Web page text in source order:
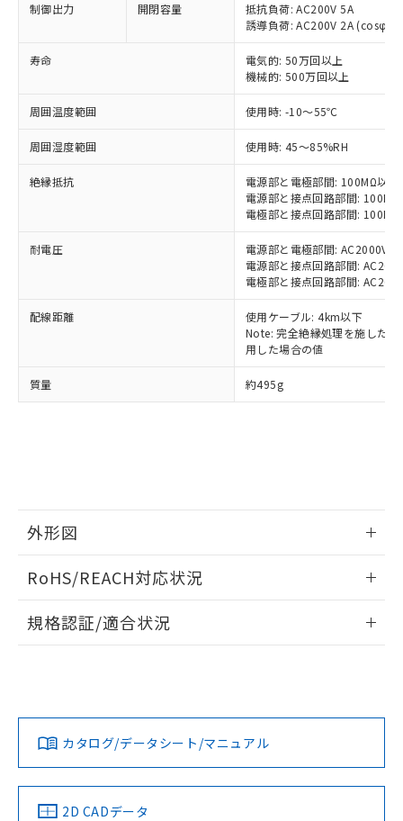
制御出力 開閉容量
抵抗負荷: AC200V 5A
誘導負荷: AC200V 2A
寿命
電気的: 50万回以上
機械的: 500万回以上
周囲温度範囲 使用時: -10～55℃
周囲湿度範囲 使用時: 45～85%RH
絶縁抵抗
電源部と電極部間: 100MΩ以
電源部と接点回路部間:
電極部と接点回路部間:
耐電圧
電源部と電極部間: AC2000V
電源部と接点回路部間:
電極部と接点回路部間:
配線距離
使用ケーブル: 4km以下
Note: 完全絶縁処理を施した
用した場合の値
質量 約495g
外形図
RoHS/REACH対応状況
EU RoHS 注意事項・凡例
対応済み
中国 RoHS 注意事項・凡例
規格認証/適合状況
LR型式承認
（イギリス
船舶規格）
DNV型式承認
（ノルウェー
BV型式承認
（フランス
KR型式
（韓国
カタログ/データシート/マニュアル
2D CADデータ
本サービスは、当社制御機器事業取扱
商品の当社在庫状況および標準価格
(税抜)を提供させていただくもので
当社制御機器事業取扱商品の中には、
本サービスの対象外となる商品もある
ことをご了承ください。
在庫状況および標準価格照会結果は、
記載している更新日時点での社内デー
タに基づき作成されるものであり、閲
覧された時点での実際の在庫および標
準価格とは異なる場合があることをご
正式な納期状況および標準価格はお客
様のお取引先、またはお客様担当のオ
ムロン制御機器販売店・当社販売員に
オムロン制御機器販売店や当社販売拠
販売ネットワーク
」をご確認
在庫状況および標準価格結果を当社の
あります。
登録された部品リストについて、当社
および当社の共同利用者が、当社の製
品・サービスに関するお客様との取
をご了承ください。
※当社の共同利用者とは、"個人情報
調査・確認中：EU RoHS指令（10物質）の
非含有の対応状況を調査中または確認中の
非該当品：ライセンス料など無形物で、有
仕入先様の事情により、非含有部品として
いたものが、含有品と判明した場合などや
むを得ず変更することがあります。
*EU RoHS指令（10物質）：
鉛(Pb) 1000ppm以下、 水銀(Hg) 1000ppm以下、 カド
六価クロム(Cr(Ⅵ)) 1000ppm以下、ポリ臭化ビフェニル
類(PBB) 1000ppm以下、ポリ臭化ジフェニルエーテル類
(PBDE) 1000ppm以下、フタル酸ビス(2-エチルヘキシ
ル) (DEHP)(別名：DOP) 1000ppm以下、フタル酸ブチ
ルベンジル（BBP） 1000ppm以下、フタル酸ジブチル
（DBP） 1000ppm以下、フタル酸ジイソブチル
但し、RoHS指令で産業用監視および制御機器に対する
フタル酸エステル類の４物質については閾値を超える意
図的な使用がないことを確認しています。
※3 非含有証明書ダウンロード
下記の非含有証明書をダウンロードするこ
とができます。
EU RoHS指令（10物質）の非含有証明書
ものではありません。
また、RoHS指令のフタル酸エステル類４
物質の対応では、対応完了までの期間は出
荷製品に未対応品が混在することから備考
欄に対応日を記載しておりました。
既に当社にて対応品への在庫切替を完了
「○」：最大均質材料含有率が中国RoHSの
基準値以下であることを示します。
「×」：最大均質材料含有率が中国RoHSの
「－」：未確認です。当社販売部門へお問
*中国RoHS10物質の基準値 (GB/T26572)：
Pb(鉛) :1000ppm、 Hg(水銀) : 1000ppm、 Cd(カドミウ
ニル類) : 1000ppm、 PBDEs(ポリ臭化ジフェニルエーテ
DBP(フタル酸ジブチル) : 1000ppm、 DIBP(フタル酸ジ
DEHP(フタル酸ビス(2-エチルヘキシル)) : 1000ppm
「－」：未確認です。当社販売部門へお問
い合わせください。
当社は、これら貴社製品のうち、外国
為替および外国貿易法に定める商品
（以下｢規制貨物等」という）を輸出
または国外への提供する場合は、日本
国政府の輸出許可(または役務取引許
可)を取得するなどの必要な手続きを
当社は規制貨物を破棄する場合は、完
全に破砕するなど、違法に輸出されな
いよう必要な手段を講じます。
当社は貴社製品を、核兵器、ミサイ
ル、化学兵器、生物兵器またはその他
武器並びにこれらの製造装置等に一切
当社は、貴社製品を第三者に販売する
合意する キャンセル
一定数以上の在庫あり
一定数には満たないが在庫あり
在庫なし(最新の在庫状況につ
いては、お客様のお取引先、ま
たはお客様担当のオムロン制御
機器販売店・当社販売員にご確